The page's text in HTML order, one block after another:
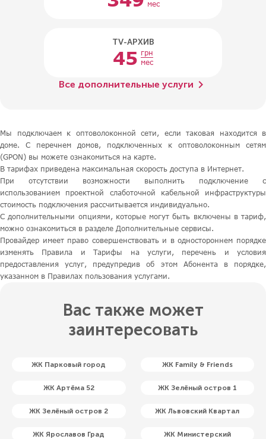
мес
TV-АРХИВ
45 грн
мес
Все дополнительные услуги chevron_right
Мы подключаем к оптоволоконной сети, если таковая находится в
доме. С перечнем домов, подключенных к оптоволоконным сетям
(GPON) вы можете ознакомиться на карте.
В тарифах приведена максимальная скорость доступа в Интернет.
При отсутствии возможности выполнить подключение с
использованием проектной слаботочной кабельной инфраструктуры
стоимость подключения рассчитывается индивидуально.
С дополнительными опциями, которые могут быть включены в тариф,
можно ознакомиться в разделе Дополнительные сервисы.
Провайдер имеет право совершенствовать и в одностороннем порядке
изменять Правила и Тарифы на услуги, перечень и условия
предоставления услуг, предупредив об этом Абонента в порядке,
указанном в Правилах пользования услугами.
Вас также может
заинтересовать
ЖК Парковый город ЖК Family & Friends
ЖК Артёма 52 ЖК Зелёный остров 1
ЖК Зелёный остров 2 ЖК Львовский Квартал
ЖК Ярославов Град ЖК Министерский